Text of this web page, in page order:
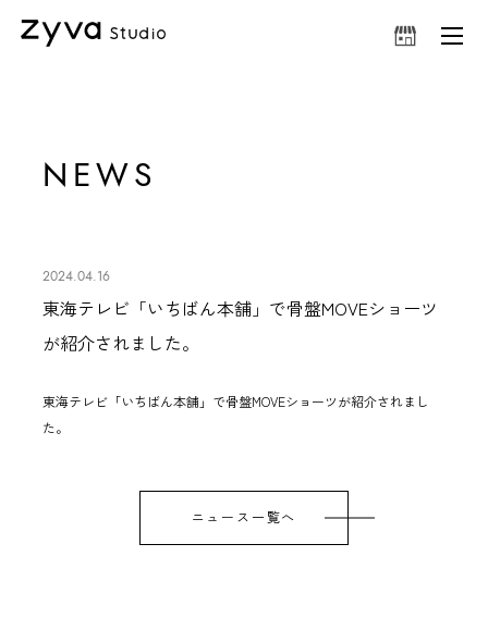
NEWS
2024.04.16
東海テレビ「いちばん本舗」で骨盤MOVEショーツ
が紹介されました。
東海テレビ「いちばん本舗」で骨盤MOVEショーツが紹介されまし
た。
ニュース一覧へ